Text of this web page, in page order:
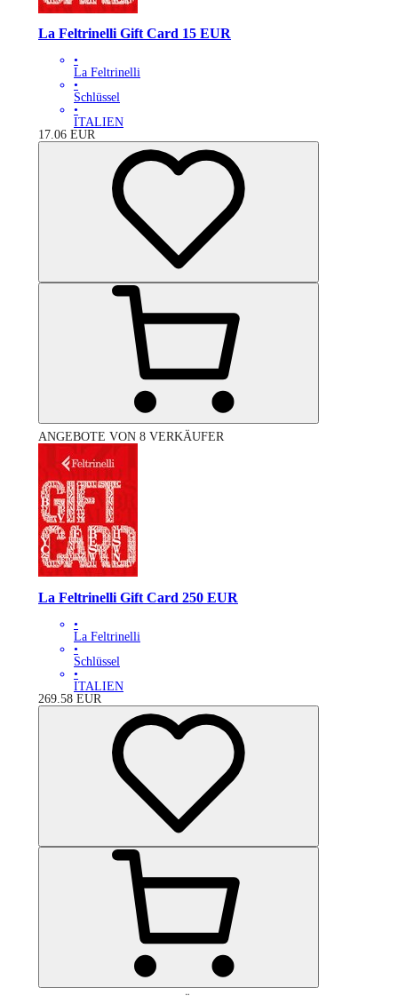
La Feltrinelli Gift Card 15 EUR
•
La Feltrinelli
•
Schlüssel
•
ITALIEN
17.06 EUR
ANGEBOTE VON 8 VERKÄUFER
La Feltrinelli Gift Card 250 EUR
•
La Feltrinelli
•
Schlüssel
•
ITALIEN
269.58 EUR